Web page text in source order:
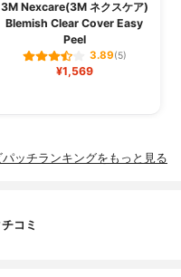
3M Nexcare(3M ネクスケア)
Blemish Clear Cover Easy
Peel
3.89(5)
¥1,569
パッチランキングをもっと見る
コミ